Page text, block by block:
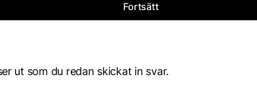
Fortsätt
ut som du redan skickat in svar.